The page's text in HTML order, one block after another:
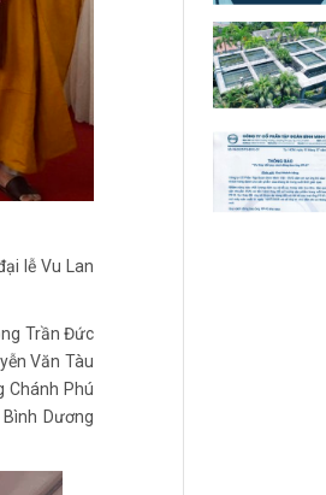
lễ Vu Lan
Trần Đức
Văn Tàu
Chánh Phú
Dương